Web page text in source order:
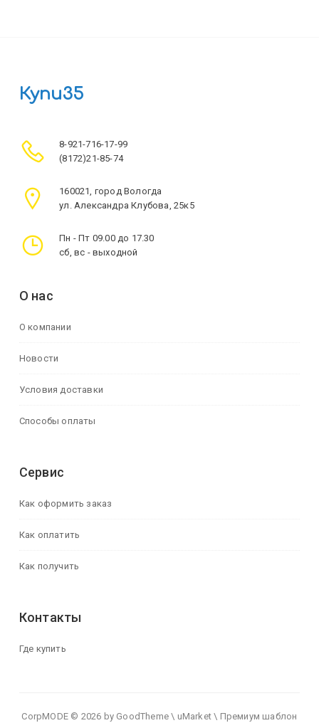
Купи35
8-921-716-17-99
(8172)21-85-74
160021, город Вологда
ул. Александра Клубова, 25к5
Пн - Пт 09.00 до 17.30
сб, вс - выходной
О нас
О компании
Новости
Условия доставки
Способы оплаты
Сервис
Как оформить заказ
Как оплатить
Как получить
Контакты
Где купить
CorpMODE © 2026 by GoodTheme \ uMarket \ Премиум шаблон